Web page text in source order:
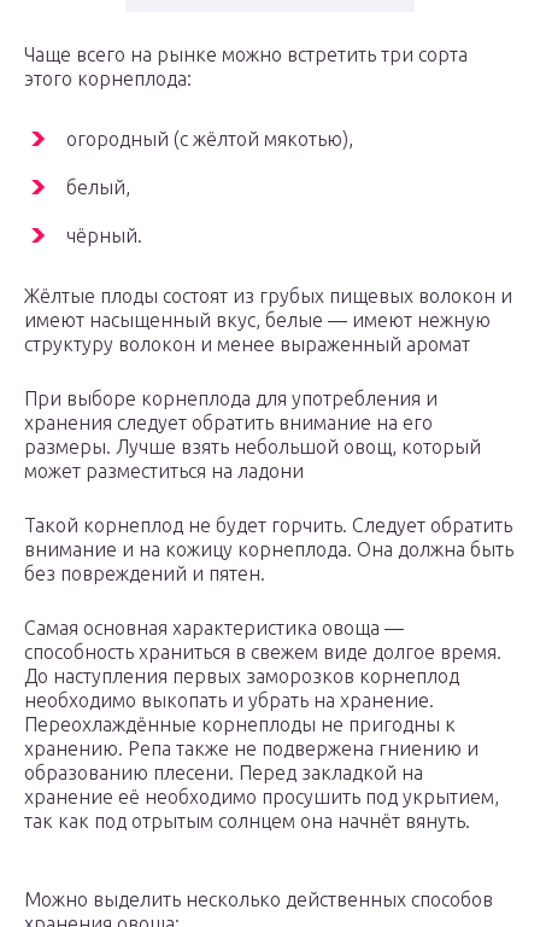
Чаще всего на рынке можно встретить три сорта
этого корнеплода:
огородный (с жёлтой мякотью),
белый,
чёрный.
Жёлтые плоды состоят из грубых пищевых волокон и
имеют насыщенный вкус, белые — имеют нежную
структуру волокон и менее выраженный аромат
При выборе корнеплода для употребления и
хранения следует обратить внимание на его
размеры. Лучше взять небольшой овощ, который
может разместиться на ладони
Такой корнеплод не будет горчить. Следует обратить
внимание и на кожицу корнеплода. Она должна быть
без повреждений и пятен.
Самая основная характеристика овоща —
способность храниться в свежем виде долгое время.
До наступления первых заморозков корнеплод
необходимо выкопать и убрать на хранение.
Переохлаждённые корнеплоды не пригодны к
хранению. Репа также не подвержена гниению и
образованию плесени. Перед закладкой на
хранение её необходимо просушить под укрытием,
так как под отрытым солнцем она начнёт вянуть.
Можно выделить несколько действенных способов